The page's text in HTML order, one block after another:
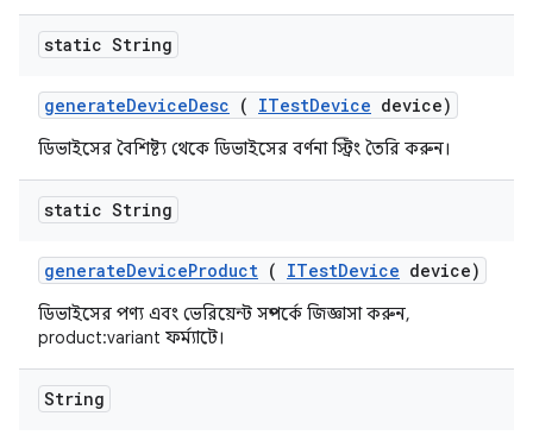
static String
generateDeviceDesc ( ITestDevice device)
ডিভাইসের বৈশিষ্ট্য থেকে ডিভাইসের বর্ণনা স্ট্রিং তৈরি করুন।
static String
generateDeviceProduct ( ITestDevice device)
ডিভাইসের পণ্য এবং ভেরিয়েন্ট সম্পর্কে জিজ্ঞাসা করুন,
product:variant ফর্ম্যাটে।
String